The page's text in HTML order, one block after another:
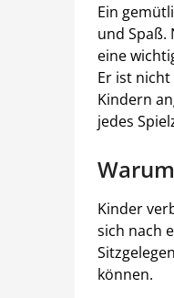
Ein
und Spaß.
eine
Er ist
Kindern
jedes
Kinder
sich nach
können.